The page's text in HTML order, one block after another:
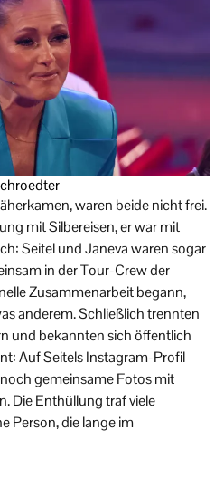
waren beide nicht frei.
mit Silbereisen, er war mit
Seitel und Janeva waren sogar
in der Tour-Crew der
Zusammenarbeit begann,
anderem. Schließlich trennten
und bekannten sich öffentlich
Auf Seitels Instagram-Profil
gemeinsame Fotos mit
Die Enthüllung traf viele
Person, die lange im